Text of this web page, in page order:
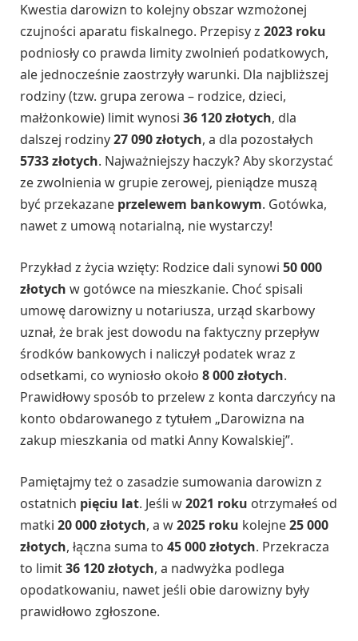
Kwestia darowizn to kolejny obszar wzmożonej
czujności aparatu fiskalnego. Przepisy z 2023 roku
podniosły co prawda limity zwolnień podatkowych,
ale jednocześnie zaostrzyły warunki. Dla najbliższej
rodziny (tzw. grupa zerowa – rodzice, dzieci,
małżonkowie) limit wynosi 36 120 złotych, dla
dalszej rodziny27 090 złotych, a dla pozostałych
5733 złotych. Najważniejszy haczyk? Aby skorzystać
ze zwolnienia w grupie zerowej, pieniądze muszą
być przekazane przelewem bankowym. Gotówka,
nawet z umową notarialną, nie wystarczy!
Przykład z życia wzięty: Rodzice dali synowi 50 000
złotych w gotówce na mieszkanie. Choć spisali
umowę darowizny u notariusza, urząd skarbowy
uznał, że brak jest dowodu na faktyczny przepływ
środków bankowych i naliczył podatek wraz z
odsetkami, co wyniosło około 8 000 złotych.
Prawidłowy sposób to przelew z konta darczyńcy na
konto obdarowanego z tytułem „Darowizna na
zakup mieszkania od matki Anny Kowalskiej”.
Pamiętajmy też o zasadzie sumowania darowizn z
ostatnich pięciu lat. Jeśli w2021 roku otrzymałeś od
matki 20 000 złotych, a w2025 roku kolejne25 000
złotych, łączna suma to 45 000 złotych. Przekracza
to limit36 120 złotych, a nadwyżka podlega
opodatkowaniu, nawet jeśli obie darowizny były
prawidłowo zgłoszone.